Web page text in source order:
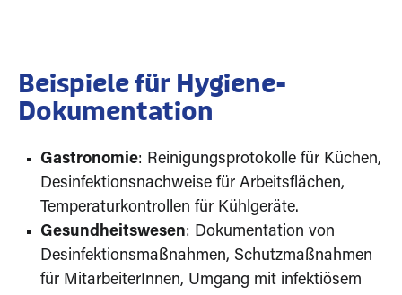
Beispiele für Hygiene-
Dokumentation
Gastronomie: Reinigungsprotokolle für Küchen,
Desinfektionsnachweise für Arbeitsflächen,
Temperaturkontrollen für Kühlgeräte.
Gesundheitswesen: Dokumentation von
Desinfektionsmaßnahmen, Schutzmaßnahmen
für MitarbeiterInnen, Umgang mit infektiösem